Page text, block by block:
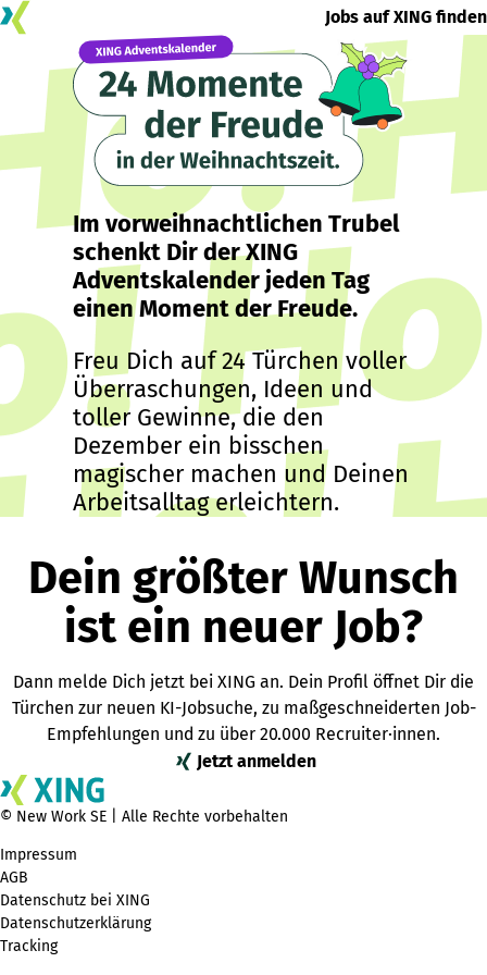
Jobs auf XING finden
Im vorweihnachtlichen Trubel
schenkt Dir der XING
Adventskalender jeden Tag
einen Moment der Freude.
Freu Dich auf 24 Türchen voller
Überraschungen, Ideen und
toller Gewinne, die den
Dezember ein bisschen
magischer machen und Deinen
Arbeitsalltag erleichtern.
Dein größter Wunsch
ist ein neuer Job?
Dann melde Dich jetzt bei XING an. Dein Profil öffnet Dir die
Türchen zur neuen KI-Jobsuche, zu maßgeschneiderten Job-
Empfehlungen und zu über 20.000 Recruiter·innen.
Jetzt anmelden
© New Work SE | Alle Rechte vorbehalten
Impressum
AGB
Datenschutz bei XING
Datenschutzerklärung
Tracking